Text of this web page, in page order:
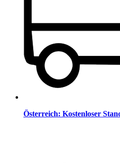
Österreich: Kostenloser